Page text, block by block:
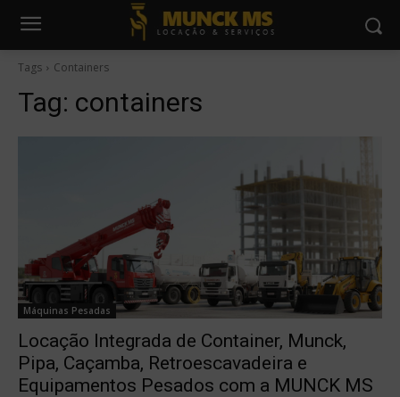
Tags Containers
Tag: containers
Máquinas Pesadas
Locação Integrada de Container, Munck,
Pipa, Caçamba, Retroescavadeira e
Equipamentos Pesados com a MUNCK MS